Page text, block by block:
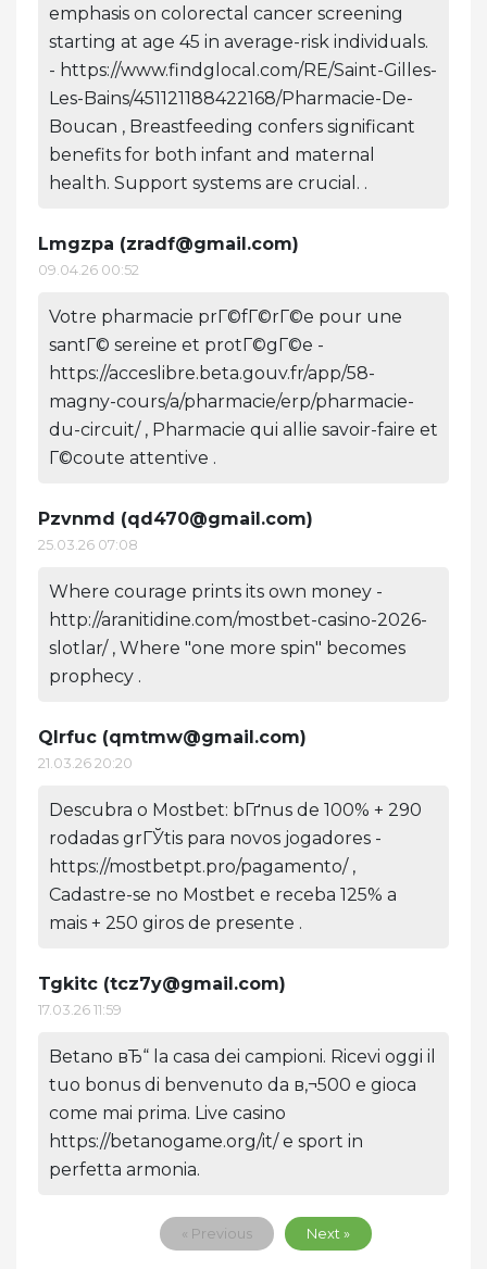
emphasis on colorectal cancer screening
starting at age 45 in average-risk individuals.
- https://www.findglocal.com/RE/Saint-Gilles-
Les-Bains/451121188422168/Pharmacie-De-
Boucan , Breastfeeding confers significant
benefits for both infant and maternal
health. Support systems are crucial. .
Lmgzpa (zradf@gmail.com)
09.04.26 00:52
Votre pharmacie prГ©fГ©rГ©e pour une
santГ© sereine et protГ©gГ©e -
https://acceslibre.beta.gouv.fr/app/58-
magny-cours/a/pharmacie/erp/pharmacie-
du-circuit/ , Pharmacie qui allie savoir-faire et
Г©coute attentive .
Pzvnmd (qd470@gmail.com)
25.03.26 07:08
Where courage prints its own money -
http://aranitidine.com/mostbet-casino-2026-
slotlar/ , Where "one more spin" becomes
prophecy .
Qlrfuc (qmtmw@gmail.com)
21.03.26 20:20
Descubra o Mostbet: bГґnus de 100% + 290
rodadas grГЎtis para novos jogadores -
https://mostbetpt.pro/pagamento/ ,
Cadastre-se no Mostbet e receba 125% a
mais + 250 giros de presente .
Tgkitc (tcz7y@gmail.com)
17.03.26 11:59
Betano вЂ“ la casa dei campioni. Ricevi oggi il
tuo bonus di benvenuto da в‚¬500 e gioca
come mai prima. Live casino
https://betanogame.org/it/ e sport in
perfetta armonia.
« Previous Next »